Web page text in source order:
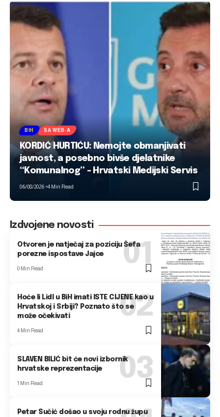
BIH SA WEB-A
KORDIĆ HURTIĆU: Nemojte obmanjivati
javnost, a posebno bivše djelatnike
“Komunalnog” – Hrvatski Medijski Servis
06/08/2026 4 Min Read
Izdvojene novosti
Otvoren je natječaj za poziciju Šefa
porezne ispostave Jajce
0 Min Read
Hoće li Lidl u BiH imati ISTE CIJENE kao u
Hrvatskoj i Srbiji? Poznato što se
može očekivati
4 Min Read
SLAVEN BILIĆ bit će novi izbornik
hrvatske reprezentacije
1 Min Read
Petar Sučić došao u svoju rodnu župu